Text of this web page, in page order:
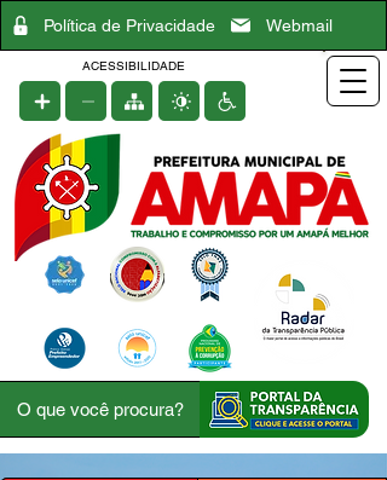
Política de Privacidade Webmail
ACESSIBILIDADE